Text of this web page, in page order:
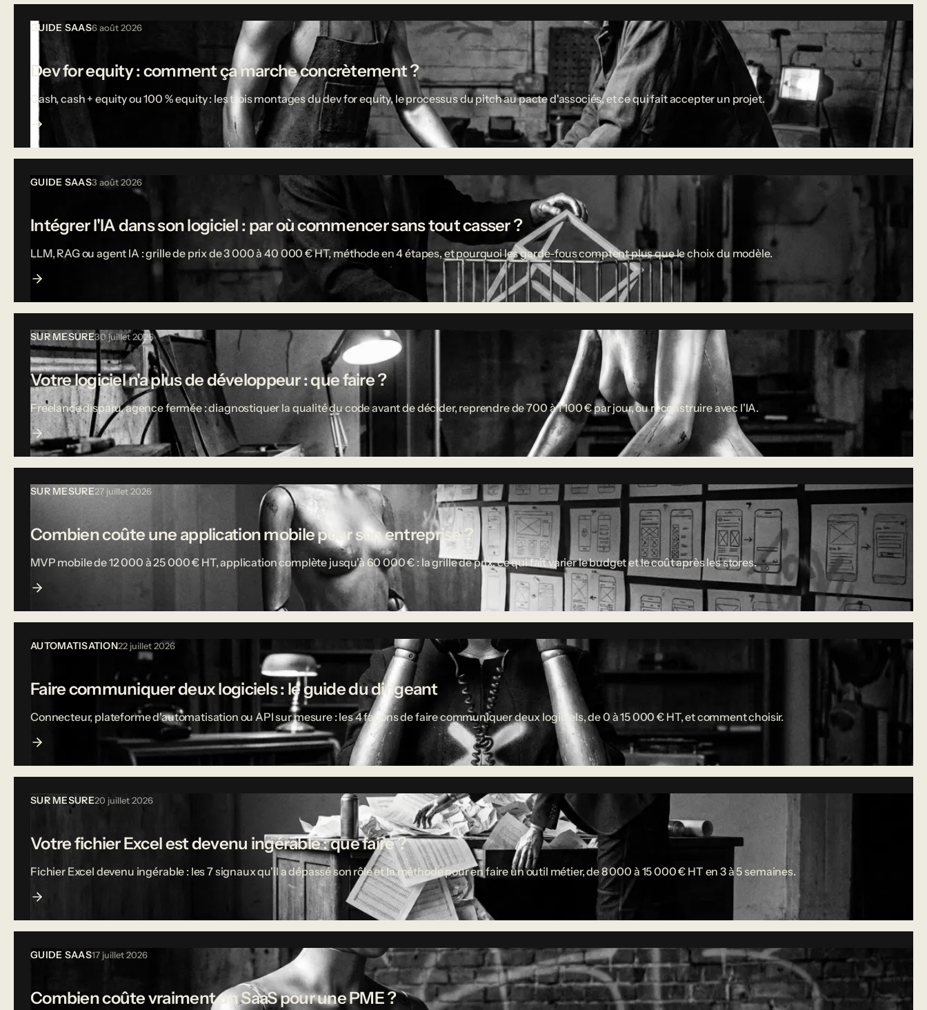
GUIDE SAAS6 août 2026
Dev for equity : comment ça marche concrètement ?
Cash, cash + equity ou 100 % equity : les trois montages du dev for equity, le processus du pitch au pacte d'associés, et ce qui fait accepter un projet.
GUIDE SAAS3 août 2026
Intégrer l'IA dans son logiciel : par où commencer sans tout casser ?
LLM, RAG ou agent IA : grille de prix de 3 000 à 40 000 € HT, méthode en 4 étapes, et pourquoi les garde-fous comptent plus que le choix du modèle.
SUR MESURE30 juillet 2026
Votre logiciel n'a plus de développeur : que faire ?
Freelance disparu, agence fermée : diagnostiquer la qualité du code avant de décider, reprendre de 700 à 1 100 € par jour, ou reconstruire avec l'IA.
SUR MESURE27 juillet 2026
Combien coûte une application mobile pour son entreprise ?
MVP mobile de 12 000 à 25 000 € HT, application complète jusqu'à 60 000 € : la grille de prix, ce qui fait varier le budget et le coût après les stores.
AUTOMATISATION22 juillet 2026
Faire communiquer deux logiciels : le guide du dirigeant
Connecteur, plateforme d'automatisation ou API sur mesure : les 4 façons de faire communiquer deux logiciels, de 0 à 15 000 € HT, et comment choisir.
SUR MESURE20 juillet 2026
Votre fichier Excel est devenu ingérable : que faire ?
Fichier Excel devenu ingérable : les 7 signaux qu'il a dépassé son rôle et la méthode pour en faire un outil métier, de 8 000 à 15 000 € HT en 3 à 5 semaines.
GUIDE SAAS17 juillet 2026
Combien coûte vraiment un SaaS pour une PME ?